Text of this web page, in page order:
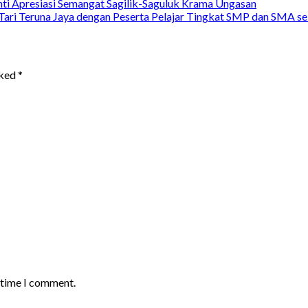
Apresiasi Semangat Sagilik-Saguluk Krama Ungasan
Teruna Jaya dengan Peserta Pelajar Tingkat SMP dan SMA
*
I comment.